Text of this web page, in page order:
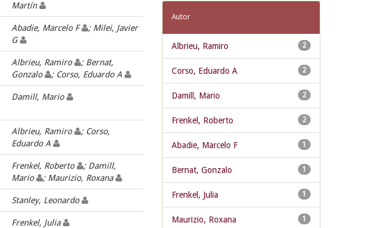
Martín
Abadie, Marcelo F
; Milei, Javier
G
Albrieu, Ramiro
; Bernat,
Gonzalo
; Corso, Eduardo A
Damill, Mario
Albrieu, Ramiro
; Corso,
Eduardo A
Frenkel, Roberto
; Damill,
Mario
; Maurizio, Roxana
Stanley, Leonardo
Frenkel, Julia
Autor
2
Albrieu, Ramiro
2
Corso, Eduardo A
2
Damill, Mario
2
Frenkel, Roberto
1
Abadie, Marcelo F
1
Bernat, Gonzalo
1
Frenkel, Julia
1
Maurizio, Roxana